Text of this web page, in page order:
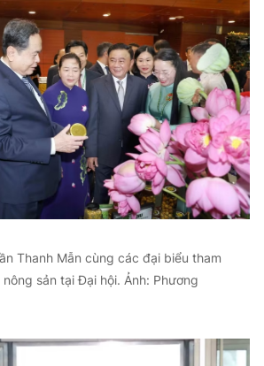
Thanh Mẫn cùng các đại biểu tham
sản tại Đại hội. Ảnh: Phương